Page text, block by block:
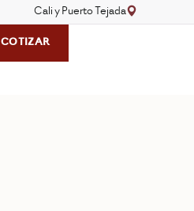
Cali y Puerto Tejada
COTIZAR